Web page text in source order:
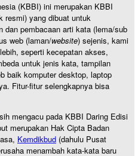
(KBBI) ini merupakan KBBI
resmi) yang dibuat untuk
dan pembacaan arti kata (lema/sub
web (laman/website) sejenis, kami
seperti kecepatan akses,
untuk jenis kata, tampilan
baik komputer desktop, laptop
Fitur-fitur selengkapnya bisa
mengacu pada KBBI Daring Edisi
merupakan Hak Cipta Badan
Kemdikbud (dahulu Pusat
menambah kata-kata baru